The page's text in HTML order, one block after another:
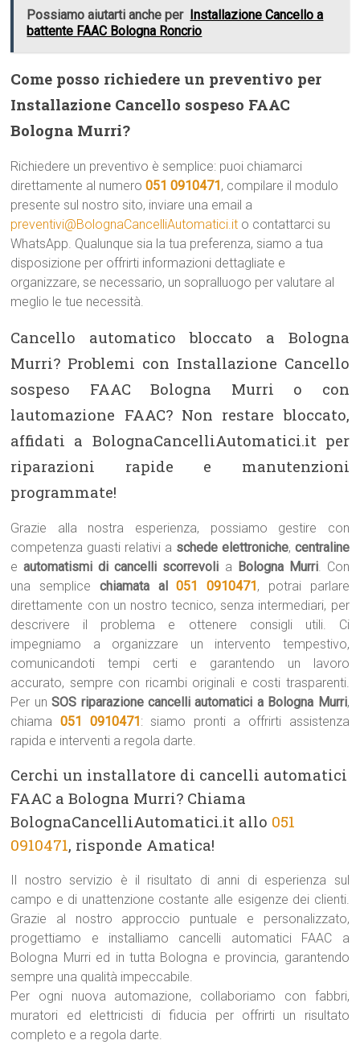
Possiamo aiutarti anche per Installazione Cancello a
battente FAAC Bologna Roncrio
Come posso richiedere un preventivo per
Installazione Cancello sospeso FAAC
Bologna Murri?
Richiedere un preventivo è semplice: puoi chiamarci
direttamente al numero051 0910471, compilare il modulo
presente sul nostro sito, inviare una email a
preventivi@BolognaCancelliAutomatici.it o contattarci su
WhatsApp. Qualunque sia la tua preferenza, siamo a tua
disposizione per offrirti informazioni dettagliate e
organizzare, se necessario, un sopralluogo per valutare al
meglio le tue necessità.
Cancello automatico bloccato a Bologna
Murri? Problemi con Installazione Cancello
sospeso FAAC Bologna Murri o con
lautomazione FAAC? Non restare bloccato,
affidati a BolognaCancelliAutomatici.it per
riparazioni rapide e manutenzioni
programmate!
Grazie alla nostra esperienza, possiamo gestire con
competenza guasti relativi a schede elettroniche, centraline
eautomatismi di cancelli scorrevoli a Bologna Murri. Con
una semplice chiamata al051 0910471, potrai parlare
direttamente con un nostro tecnico, senza intermediari, per
descrivere il problema e ottenere consigli utili. Ci
impegniamo a organizzare un intervento tempestivo,
comunicandoti tempi certi e garantendo un lavoro
accurato, sempre con ricambi originali e costi trasparenti.
Per unSOS riparazione cancelli automatici a Bologna Murri,
chiama051 0910471: siamo pronti a offrirti assistenza
rapida e interventi a regola darte.
Cerchi un installatore di cancelli automatici
FAAC a Bologna Murri? Chiama
BolognaCancelliAutomatici.it allo 051
0910471, risponde Amatica!
Il nostro servizio è il risultato di anni di esperienza sul
campo e di unattenzione costante alle esigenze dei clienti.
Grazie al nostro approccio puntuale e personalizzato,
progettiamo e installiamo cancelli automatici FAAC a
Bologna Murri ed in tutta Bologna e provincia, garantendo
sempre una qualità impeccabile.
Per ogni nuova automazione, collaboriamo con fabbri,
muratori ed elettricisti di fiducia per offrirti un risultato
completo e a regola darte.